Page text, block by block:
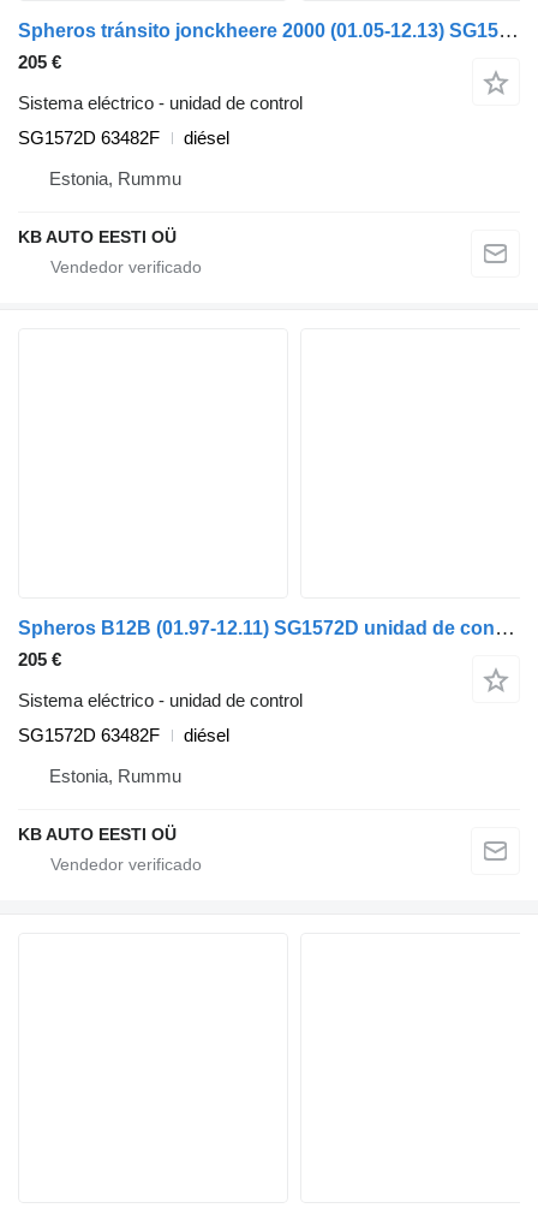
Spheros tránsito jonckheere 2000 (01.05-12.13) SG1572D unidad de control para VDL Jonckheere Transit 2000 (2005-2013) autobús
205 €
Sistema eléctrico - unidad de control
SG1572D 63482F
diésel
Estonia, Rummu
KB AUTO EESTI OÜ
Spheros B12B (01.97-12.11) SG1572D unidad de control para Volvo B6, B7, B9, B10, B12 bus (1978-2011) autobús
205 €
Sistema eléctrico - unidad de control
SG1572D 63482F
diésel
Estonia, Rummu
KB AUTO EESTI OÜ